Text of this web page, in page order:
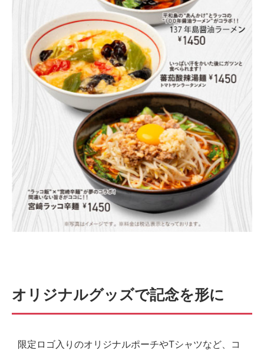
オリジナルグッズで記念を形に
限定ロゴ入りのオリジナルポーチやTシャツなど、コ